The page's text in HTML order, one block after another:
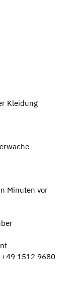
Kleidung
Minuten vor
1512 9680